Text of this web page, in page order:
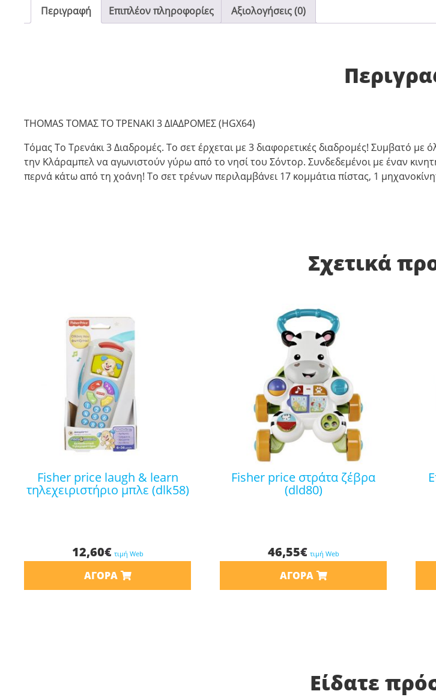
Περιγραφή Επιπλέον πληροφορίες Αξιολογήσεις (0)
THOMAS ΤΟΜΑΣ ΤΟ ΤΡΕΝΑΚΙ 3 ΔΙΑΔΡΟΜΕΣ (HGX64)
Τόμας Το Τρενάκι 3 Διαδρομές. Το σετ έρχεται με 3 διαφορετικές διαδρομές! Συμβατό με
την Κλάραμπελ να αγωνιστούν γύρω από το νησί του Σόντορ. Συνδεδεμένοι με έναν
περνά κάτω από τη χοάνη! Το σετ τρένων περιλαμβάνει 17 κομμάτια πίστας, 1
Σχετικά
fisher price laugh & learn
τηλεχειριστήριο μπλε (dlk58)
12,60€ τιμή Web
ΑΓΟΡΆ
fisher price στράτα ζέβρα
(dld80)
46,55€ τιμή Web
ΑΓΟΡΆ
επιτραπεζιο safe breaker
Είδατε